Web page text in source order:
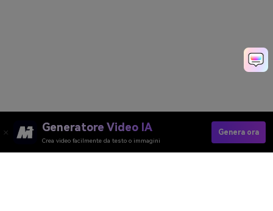
Generatore Video IA
Crea video facilmente da testo o immagini
Genera ora